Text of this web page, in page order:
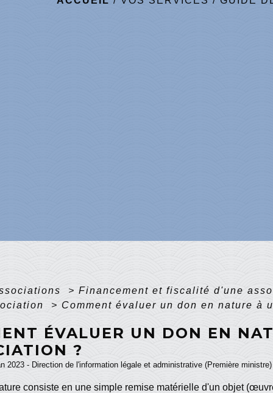
> Financement et fiscalité d'une
> Comment évaluer un don en nature à
ÉVALUER UN DON EN
?
2023 - Direction de l'information légale et administrative (Première ministre)
consiste en une simple remise matérielle d'un objet